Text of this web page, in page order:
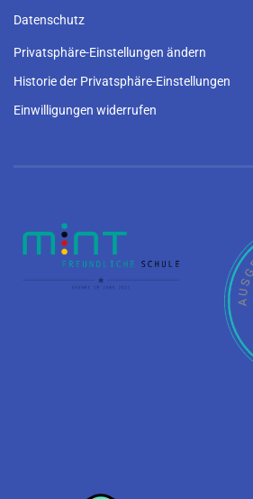
Datenschutz
Privatsphäre-Einstellungen ändern
Historie der Privatsphäre-Einstellungen
Einwilligungen widerrufen